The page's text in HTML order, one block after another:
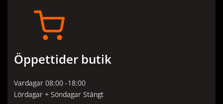
Öppettider butik
Vardagar 08:00 -18:00
Lördagar + Söndagar Stängt